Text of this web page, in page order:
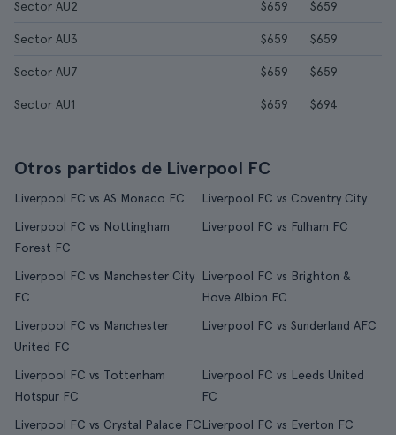
Sector AU2 $659 $659
Sector AU3 $659 $659
Sector AU7 $659 $659
Sector AU1 $659 $694
Otros partidos de Liverpool FC
Liverpool FC vs AS Monaco FC
Liverpool FC vs Coventry City
Liverpool FC vs Nottingham
Forest FC
Liverpool FC vs Fulham FC
Liverpool FC vs Manchester City
FC
Liverpool FC vs Brighton &
Hove Albion FC
Liverpool FC vs Manchester
United FC
Liverpool FC vs Sunderland AFC
Liverpool FC vs Tottenham
Hotspur FC
Liverpool FC vs Leeds United
FC
Liverpool FC vs Crystal Palace FCLiverpool FC vs Everton FC